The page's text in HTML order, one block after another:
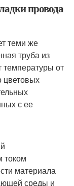
провода
теми же
труба из
от
цветовых
с ее
током
материала
среды и